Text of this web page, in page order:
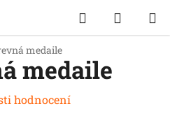
Hledat
KOŠÍK
medaile
medaile
hodnocení